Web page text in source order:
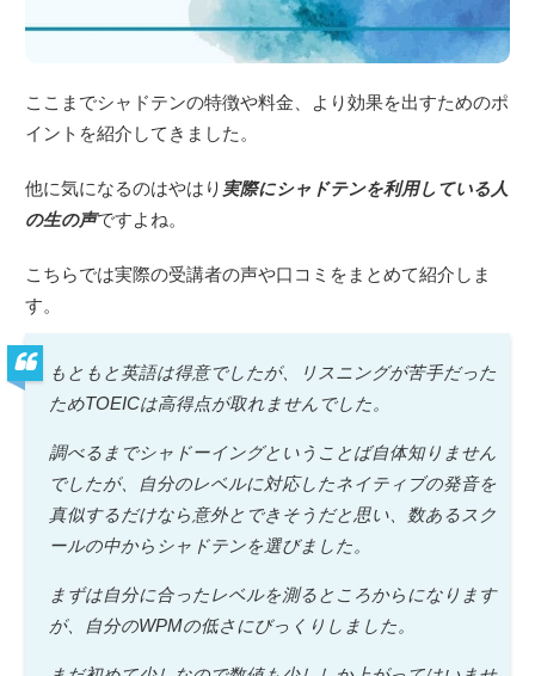
ここまでシャドテンの特徴や料金、より効果を出すためのポ
イントを紹介してきました。
他に気になるのはやはり 実際にシャドテンを利用している人
の生の声ですよね。
こちらでは実際の受講者の声や口コミをまとめて紹介しま
す。
もともと英語は得意でしたが、リスニングが苦手だった
ためTOEICは高得点が取れませんでした。
調べるまでシャドーイングということば自体知りません
でしたが、自分のレベルに対応したネイティブの発音を
真似するだけなら意外とできそうだと思い、数あるスク
ールの中からシャドテンを選びました。
まずは自分に合ったレベルを測るところからになります
が、自分のWPMの低さにびっくりしました。